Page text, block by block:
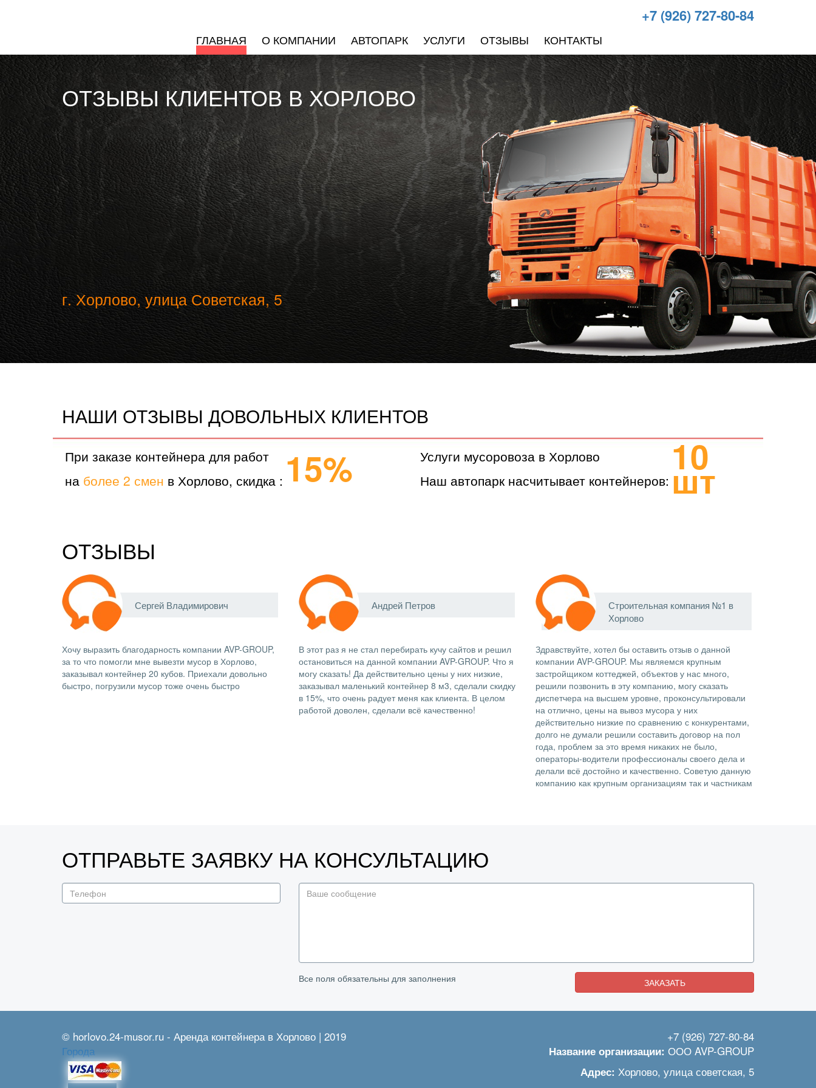
ГЛАВНАЯ О КОМПАНИИ АВТОПАРК УСЛУГИ ОТЗЫВЫ КОНТАКТЫ
+7 (926) 727-80-84
ОТЗЫВЫ КЛИЕНТОВ В ХОРЛОВО
г. Хорлово, улица Советская, 5
НАШИ ОТЗЫВЫ ДОВОЛЬНЫХ КЛИЕНТОВ
При заказе контейнера для работ
на более 2 смен в Хорлово, скидка : 15%
Услуги мусоровоза в Хорлово
Наш автопарк насчитывает контейнеров:
10
шт
ОТЗЫВЫ
Сергей Владимирович
Хочу выразить благодарность компании AVP-GROUP,
за то что помогли мне вывезти мусор в Хорлово,
заказывал контейнер 20 кубов. Приехали довольно
быстро, погрузили мусор тоже очень быстро
Андрей Петров
В этот раз я не стал перебирать кучу сайтов и решил
остановиться на данной компании AVP-GROUP. Что я
могу сказать! Да действительно цены у них низкие,
заказывал маленький контейнер 8 м3, сделали скидку
в 15%, что очень радует меня как клиента. В целом
работой доволен, сделали всё качественно!
Строительная компания №1 в
Хорлово
Здравствуйте, хотел бы оставить отзыв о данной
компании AVP-GROUP. Мы являемся крупным
застройщиком коттеджей, объектов у нас много,
решили позвонить в эту компанию, могу сказать
диспетчера на высшем уровне, проконсультировали
на отлично, цены на вывоз мусора у них
действительно низкие по сравнению с конкурентами,
долго не думали решили составить договор на пол
года, проблем за это время никаких не было,
операторы-водители профессионалы своего дела и
делали всё достойно и качественно. Советую данную
компанию как крупным организациям так и частникам
ОТПРАВЬТЕ ЗАЯВКУ НА КОНСУЛЬТАЦИЮ
Все поля обязательны для заполнения ЗАКАЗАТЬ
© horlovo.24-musor.ru - Аренда контейнера в Хорлово | 2019
Города
+7 (926) 727-80-84
Название организации: ООО AVP-GROUP
Адрес: Хорлово, улица советская, 5